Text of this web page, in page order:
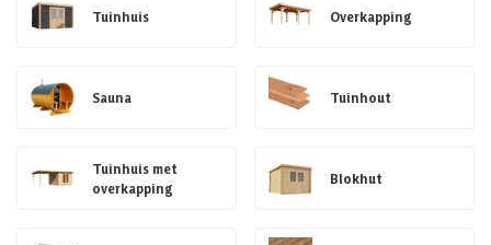
Tuinhuis Overkapping
Sauna Tuinhout
Tuinhuis met
overkapping
Blokhut